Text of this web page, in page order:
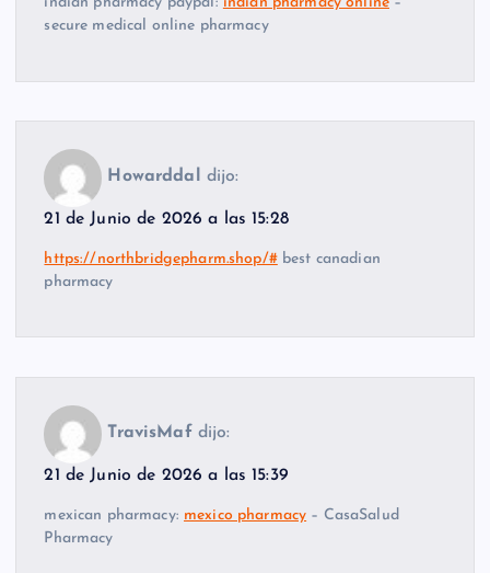
secure medical online pharmacy
Howarddal dijo:
21 de Junio de 2026 a las 15:28
https://northbridgepharm.shop/#best canadian
pharmacy
TravisMaf dijo:
21 de Junio de 2026 a las 15:39
mexican pharmacy: mexico pharmacy – CasaSalud
Pharmacy